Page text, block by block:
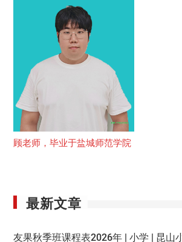
顾老师，毕业于盐城师范学院
最新文章
友果秋季班课程表2026年 | 小学 | 昆山